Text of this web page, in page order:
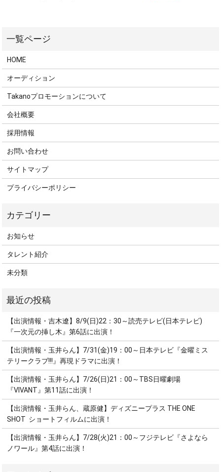
HOME
オーディション
Takanoプロモーションについて
会社概要
採用情報
お問い合わせ
サイトマップ
プライバシーポリシー
お知らせ
タレント紹介
未分類
【出演情報・吉木遼】8/9(日)22：30～読売テレビ(日本テレビ)
『一次元の挿し木』第6話に出演！
【出演情報・玉井らん】7/31(金)19：00～日本テレビ『金曜ミス
テリークラブ!!!』再現ドラマに出演！
【出演情報・玉井らん】7/26(日)21：00～TBS日曜劇場
『VIVANT』第11話に出演！
【出演情報・玉井らん、蔵原健】ディズニープラス THE ONE
SHOT ショートフィルムに出演！
【出演情報・玉井らん】7/28(火)21：00～フジテレビ『さよなら
ノワール』第4話に出演！